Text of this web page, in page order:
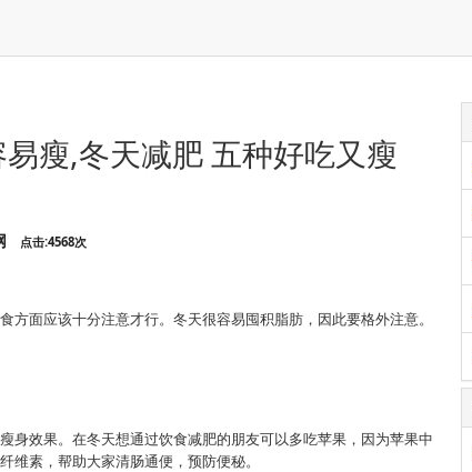
瘦,冬天减肥 五种好吃又瘦
点击:4568次
面应该十分注意才行。冬天很容易囤积脂肪，因此要格外注意。
身效果。在冬天想通过饮食减肥的朋友可以多吃苹果，因为苹果中
素，帮助大家清肠通便，预防便秘。